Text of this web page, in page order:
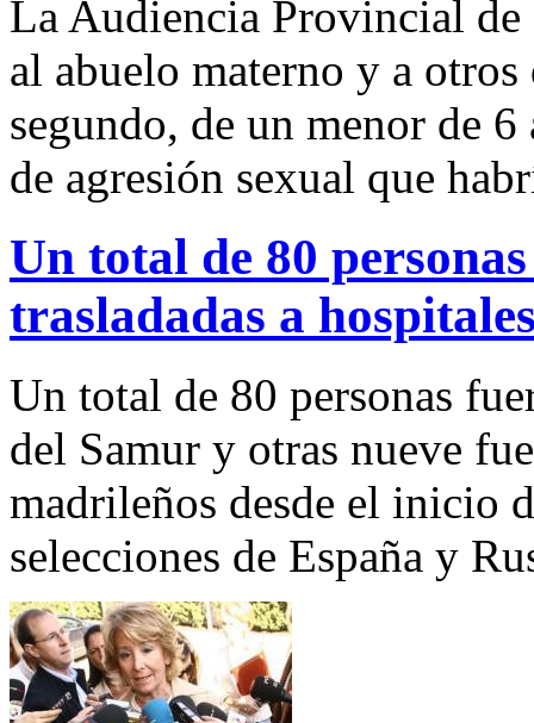
La Audiencia Provincial
al abuelo materno y a
segundo, de un menor de
de agresión sexual que
Un total de 80
trasladadas a
Un total de 80 personas
del Samur y otras nueve
madrileños desde el inicio
selecciones de España y